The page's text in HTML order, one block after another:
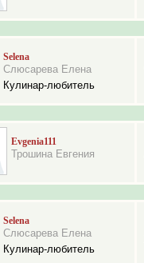
Selena
Слюсарева Елена
Кулинар-любитель
Evgenia111
Трошина Евгения
Selena
Слюсарева Елена
Кулинар-любитель